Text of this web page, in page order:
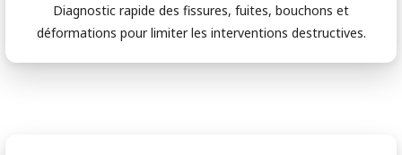
Diagnostic rapide des fissures, fuites, bouchons et
déformations pour limiter les interventions destructives.